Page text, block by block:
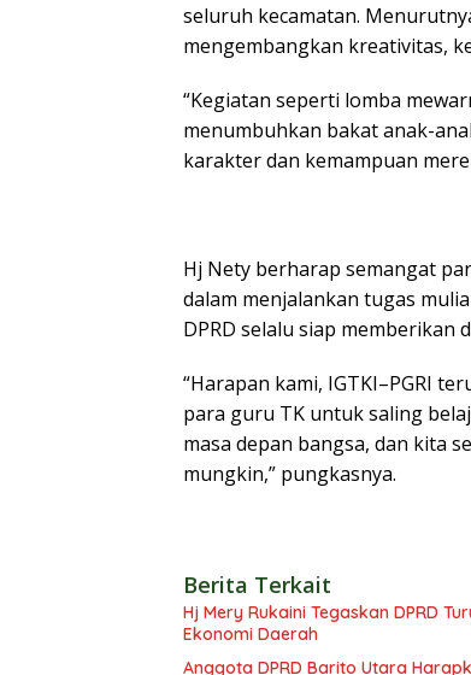
seluruh kecamatan.
mengembangkan kreativitas,
“Kegiatan seperti lomba
menumbuhkan bakat anak-
karakter dan kemampuan
Hj Nety berharap semangat
dalam menjalankan tugas
DPRD selalu siap memberikan
“Harapan kami, IGTKI–PGRI
para guru TK untuk saling
masa depan bangsa, dan kita
mungkin,” pungkasnya.
Berita Terkait
Hj Mery Rukaini Tegaskan DPRD
Ekonomi Daerah
Anggota DPRD Barito Utara